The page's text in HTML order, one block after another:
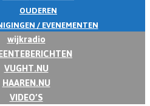
OUDEREN
/ EVENEMENTEN
wijkradio
VUGHT.NU
HAAREN.NU
VIDEO’S